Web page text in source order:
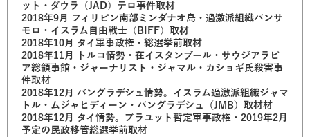
ット・ダウラ（JAD）テロ事件取材
2018年9月 フィリピン南部ミンダナオ島・過激派組織バンサ
モロ・イスラム自由戦士（BIFF）取材
2018年10月 タイ軍事政権・総選挙前取材
2018年11月 トルコ情勢・在イスタンブール・サウジアラビ
ア総領事館・ジャーナリスト・ジャマル・カショギ氏殺害事
件取材
2018年12月 バングラデシュ情勢。イスラム過激派組織ジャマ
トル・ムジャヒディーン・バングラデシュ（JMB）取材材
2018年12月 タイ情勢。プラユット暫定軍事政権・2019年2月
予定の民政移管総選挙前取材